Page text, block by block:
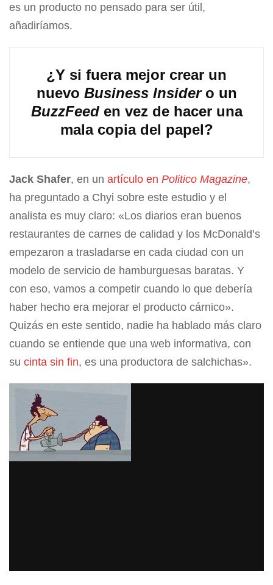
es un producto no pensado para ser útil,
añadiríamos.
¿Y si fuera mejor crear un
nuevo Business Insidero un
BuzzFeeden vez de hacer una
mala copia del papel?
Jack Shafer, en un artículo en Politico Magazine,
ha preguntado a Chyi sobre este estudio y el
analista es muy claro: «Los diarios eran buenos
restaurantes de carnes de calidad y los McDonald’s
empezaron a trasladarse en cada ciudad con un
modelo de servicio de hamburguesas baratas. Y
con eso, vamos a competir cuando lo que debería
haber hecho era mejorar el producto cárnico».
Quizás en este sentido, nadie ha hablado más claro
cuando se entiende que una web informativa, con
su cinta sin fin, es una productora de salchichas».